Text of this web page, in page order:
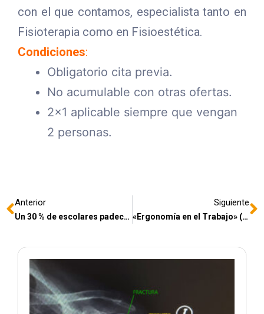
con el que contamos, especialista tanto en
Fisioterapia como en Fisioestética.
Condiciones:
Obligatorio cita previa.
No acumulable con otras ofertas.
2×1 aplicable siempre que vengan
2 personas.
Anterior
Un 30 % de escolares padecen dolores de espalda
Siguiente
«Ergonomía en el Trabajo» (Curso Práctico)